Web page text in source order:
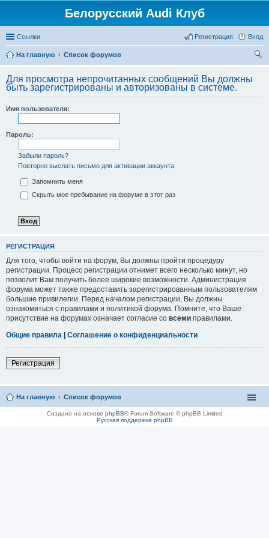
Белорусский Audi Клуб
Ссылки Вход
Регистрация
На главную
Список форумов
Для просмотра непрочитанных сообщений Вы должны
быть зарегистрированы и авторизованы в системе.
Имя пользователя:
Пароль:
Забыли пароль?
Повторно выслать письмо для активации аккаунта
Запомнить меня
Скрыть мое пребывание на форуме в этот раз
РЕГИСТРАЦИЯ
Для того, чтобы войти на форум, Вы должны пройти процедуру
регистрации. Процесс регистрации отнимет всего несколько минут, но
позволит Вам получить более широкие возможности. Администрация
форума может также предоставить зарегистрированным пользователям
большие привилегии. Перед началом регистрации, Вы должны
ознакомиться с правилами и политикой форума. Помните, что Ваше
присутствие на форумах означает согласие со всеми правилами.
Общие правила | Соглашение о конфиденциальности
Регистрация
На главную Список форумов
Создано на основе phpBB® Forum Software © phpBB Limited
Русская поддержка phpBB